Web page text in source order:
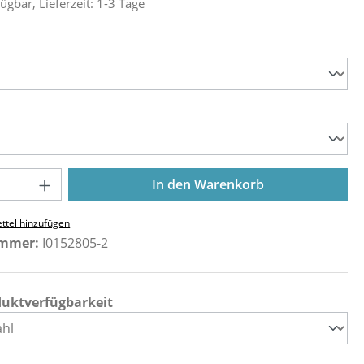
Anzahl: Gib den gewünschten Wert
In den Warenkorb
hinzufügen
I0152805-2